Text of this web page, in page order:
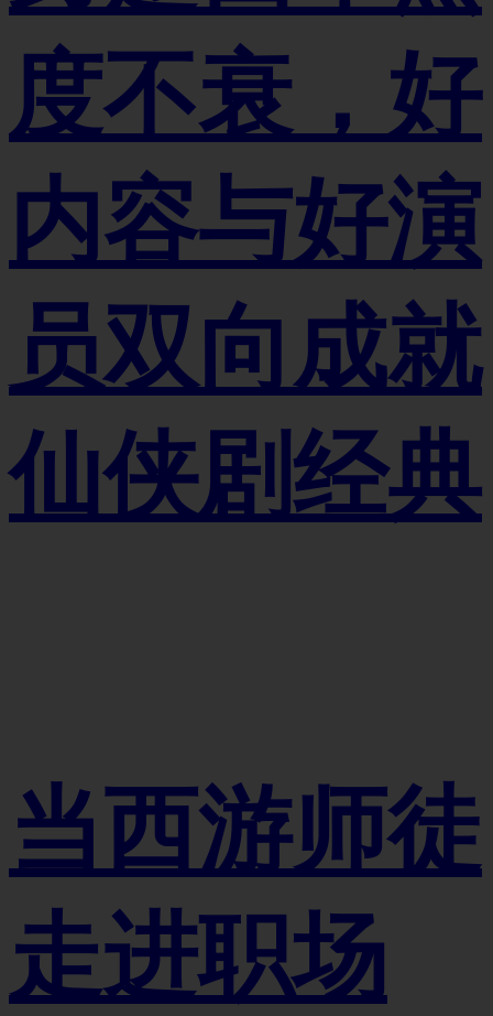
度不衰，好
内容与好演
员双向成就
仙侠剧经典
当西游师徒
走进职场